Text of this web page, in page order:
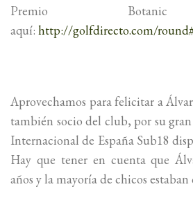
Premio Botanic
aquí: http://golfdirecto.com/
Aprovechamos para felicitar a
también socio del club, por su
Internacional de España Sub18
Hay que tener en cuenta que
años y la mayoría de chicos estaban